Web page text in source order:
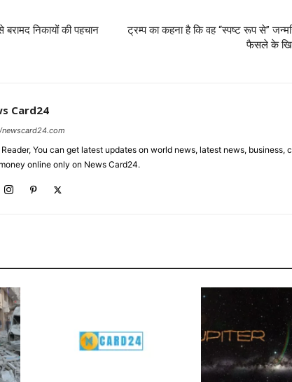
निकायों की पहचान
ट्रम्प का कहना है कि वह “स्पष्ट रूप से”
फैसले के
Card24
You can get latest updates on world news, latest news, business,
online only on News Card24.